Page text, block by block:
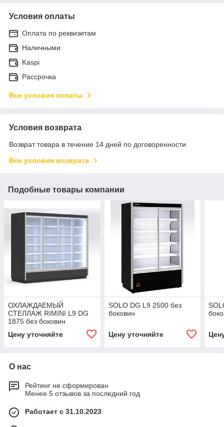
Условия оплаты
Оплата по реквизитам
Наличными
Kaspi
Рассрочка
Все условия оплаты
Условия возврата
Возврат товара в течение 14 дней по договоренности
Все условия возврата
Подобные товары компании
ОХЛАЖДАЕМЫЙ
СТЕЛЛАЖ RIMINI L9 DG
1875 без боковин
Цену уточняйте
SOLO DG L9 2500 без
боковин
Цену уточняйте
О нас
Рейтинг не сформирован
Менее 5 отзывов за последний год
Работает с 31.10.2023